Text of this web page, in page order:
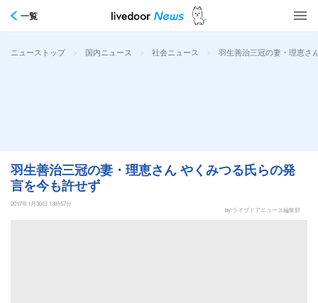
一覧
ニューストップ > 国内ニュース > 社会ニュース > 羽生善治三冠の妻・理恵さ
羽生善治三冠の妻・理恵さん やくみつる氏らの発
言を今も許せず
2017年1月30日 13時57分
by ライブドアニュース編集部